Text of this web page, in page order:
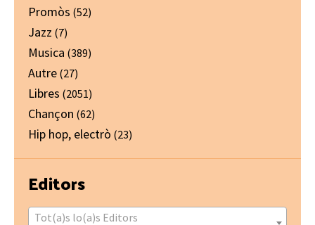
Promòs (52)
Jazz (7)
Musica (389)
Autre (27)
Libres (2051)
Chançon (62)
Hip hop, electrò (23)
Editors
Tot(a)s lo(a)s Editors